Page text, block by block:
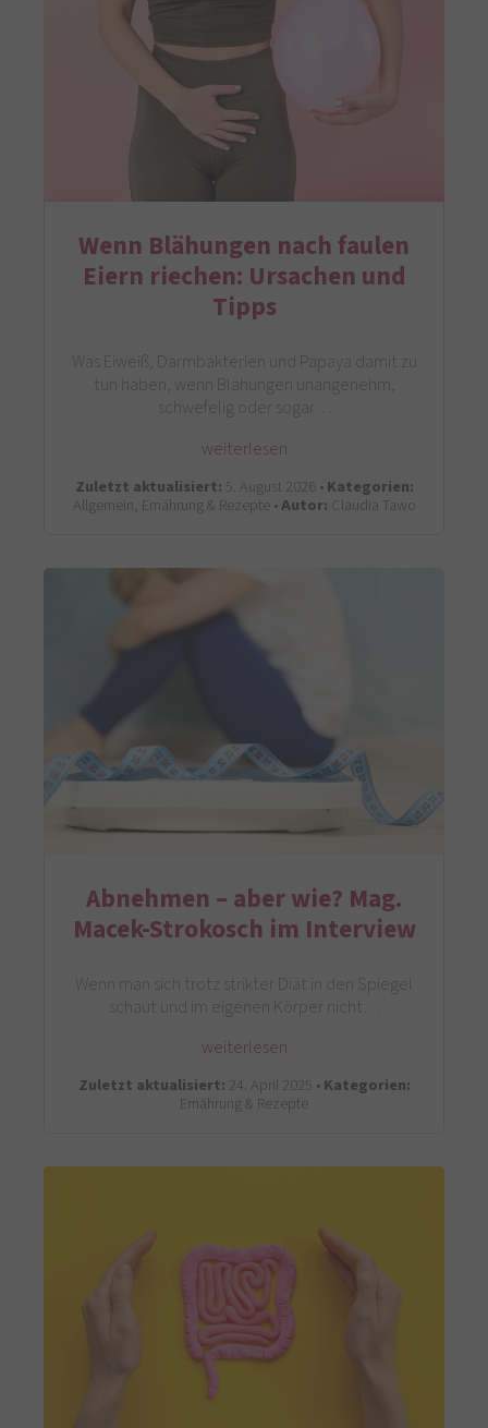
Wenn Blähungen nach faulen
Eiern riechen: Ursachen und
Tipps
Was Eiweiß, Darmbakterien und Papaya damit zu
tun haben, wenn Blähungen unangenehm,
schwefelig oder sogar…
weiterlesen
Zuletzt aktualisiert: 5. August 2026 •Kategorien:
Allgemein, Ernährung & Rezepte •Autor: Claudia Tawo
Abnehmen – aber wie? Mag.
Macek-Strokosch im Interview
Wenn man sich trotz strikter Diät in den Spiegel
schaut und im eigenen Körper nicht…
weiterlesen
Zuletzt aktualisiert: 24. April 2025 •Kategorien:
Ernährung & Rezepte